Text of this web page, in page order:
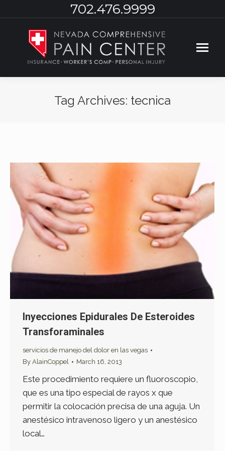
702.476.9999
Tag Archives: tecnica
Inyecciones Epidurales De Esteroides
Transforaminales
servicios de manejo del dolor en las vegas
By AlainCoppel March 16, 2013
Este procedimiento requiere un fluoroscopio,
que es una tipo especial de rayos x que
permitir la colocación precisa de una aguja. Un
anestésico intravenoso ligero y un anestésico
local…